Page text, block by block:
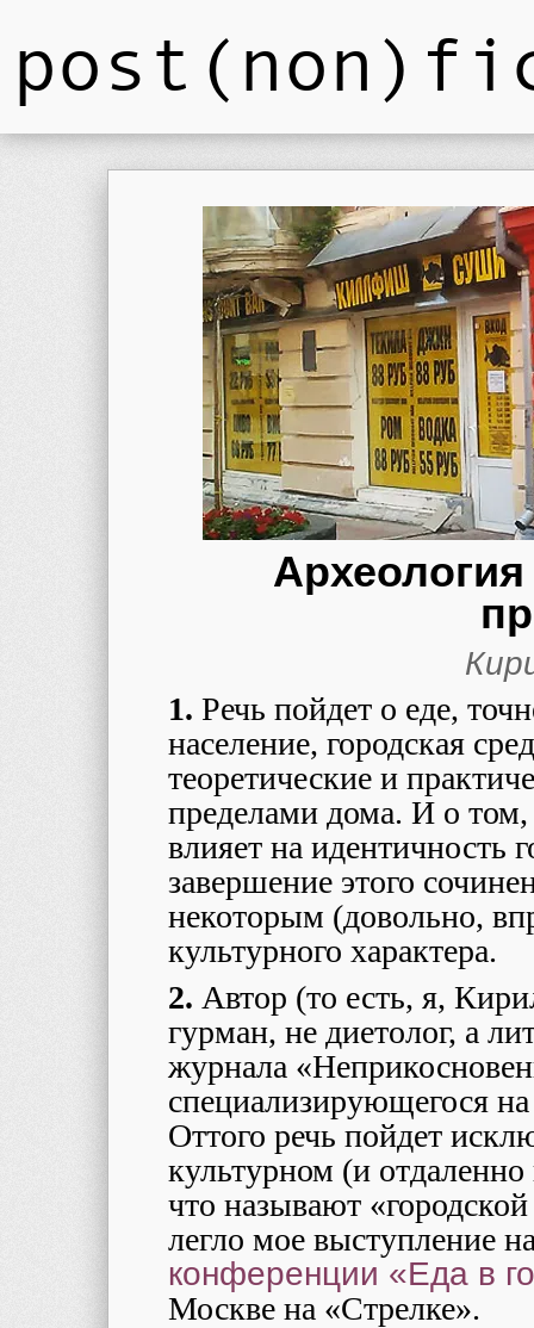
1. Речь пойдет о еде,
население, городская
теоретические и
пределами дома. И о том,
влияет на идентичность
завершение этого
некоторым (довольно,
культурного характера.
2. Автор (то есть, я,
гурман, не диетолог, а
журнала
специализирующегося
Оттого речь пойдет
культурном (и
что называют
легло мое выступление
конференции «Еда в
Москве на «Стрелке».